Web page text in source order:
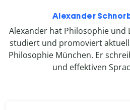
Alexander
Alexander hat Philosophie und
studiert und promoviert
Philosophie München. Er
und effektiven